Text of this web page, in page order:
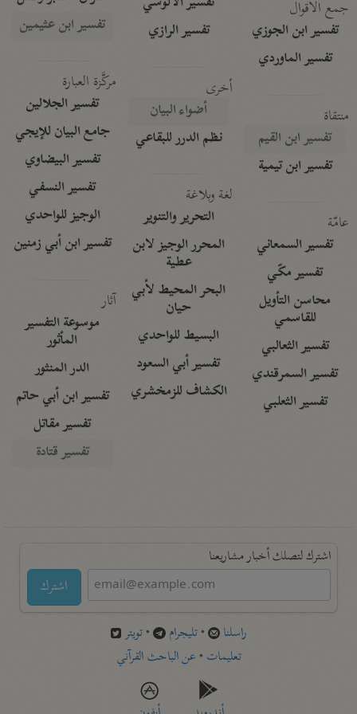
جمع الأقوال
تفسير ابن الجوزي
تفسير الماوردي
منتقاة
تفسير ابن القيم
تفسير ابن تيمية
عامّة
تفسير السمعاني
تفسير مكّي
محاسن التأويل
للقاسمي
تفسير الثعالبي
تفسير السمرقندي
تفسير الثعلبي
تفسير الرازي
أخرى
أضواء البيان
نظم الدرر للبقاعي
لغة وبلاغة
التحرير والتنوير
المحرر الوجيز لابن
عطية
البحر المحيط لأبي
حيان
البسيط للواحدي
تفسير أبي السعود
الكشاف للزمخشري
تفسير ابن عثيمين
مركَّزة العبارة
تفسير الجلالين
جامع البيان للإيجي
تفسير البيضاوي
تفسير النسفي
الوجيز للواحدي
تفسير ابن أبي زمنين
آثار
موسوعة التفسير
المأثور
الدر المنثور
تفسير ابن أبي حاتم
تفسير مقاتل
تفسير قتادة
اشترك لتصلك أخبار مشاريعنا
اشترك
راسلنا •تليجرام •تويتر
تعليمات •عن الباحث القرآني